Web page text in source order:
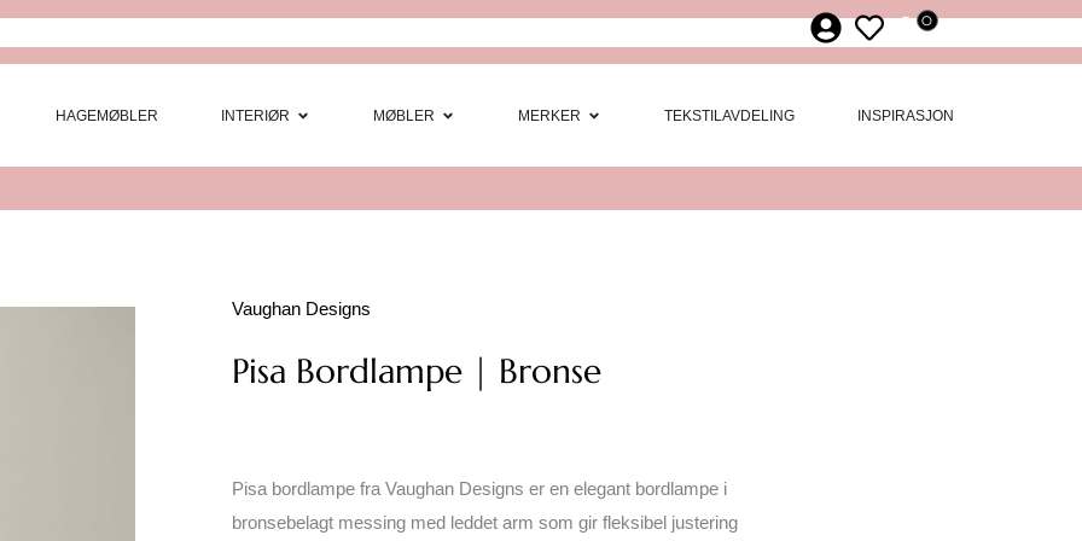
0
HAGEMØBLER INTERIØR Open Interiør
MØBLER Open Møbler
MERKER Open Merker
TEKSTILAVDELING INSPIRASJON
Vaughan Designs
Pisa Bordlampe | Bronse
Pisa bordlampe fra Vaughan Designs er en elegant bordlampe i
bronsebelagt messing med leddet arm som gir fleksibel justering